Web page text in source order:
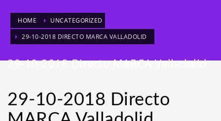
HOME
UNCATEGORIZED
29-10-2018 DIRECTO MARCA VALLADOLID
29-10-2018 Directo MARCA Valladolid
29-10-2018 Directo